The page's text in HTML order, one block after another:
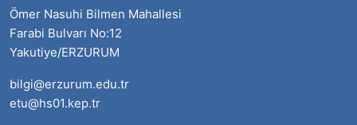
Ömer Nasuhi Bilmen Mahallesi
Farabi Bulvarı No:12
Yakutiye/ERZURUM
bilgi@erzurum.edu.tr
etu@hs01.kep.tr